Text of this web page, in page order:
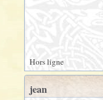
Hors ligne
jean